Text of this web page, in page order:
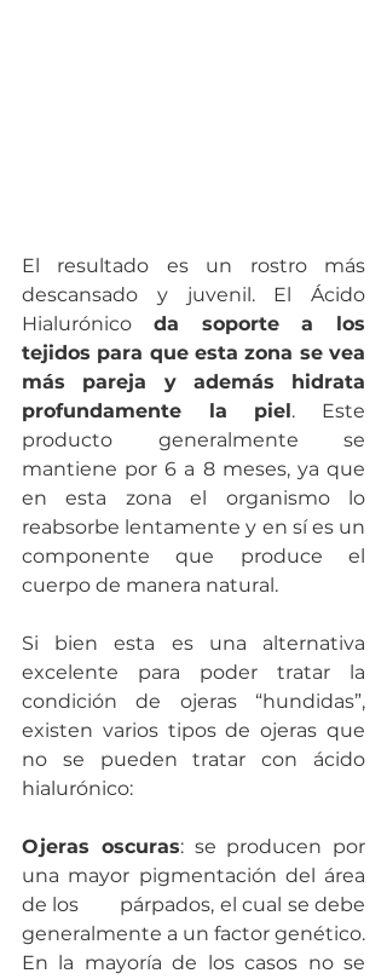
El resultado es un rostro más
descansado y juvenil. El Ácido
Hialurónico da soporte a los
tejidos para que esta zona se vea
más pareja y además hidrata
profundamente la piel. Este
producto generalmente se
mantiene por 6 a 8 meses, ya que
en esta zona el organismo lo
reabsorbe lentamente y en sí es un
componente que produce el
cuerpo de manera natural.
Si bien esta es una alternativa
excelente para poder tratar la
condición de ojeras “hundidas”,
existen varios tipos de ojeras que
no se pueden tratar con ácido
hialurónico:
Ojeras oscuras: se producen por
una mayor pigmentación del área
de los 	párpados, el cual se debe
generalmente a un factor genético.
En la mayoría de los casos no se